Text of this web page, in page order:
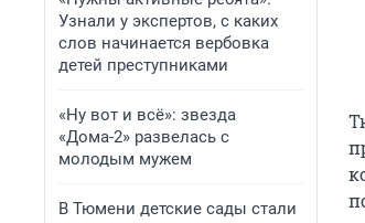
Узнали у экспертов, с каких
слов начинается вербовка
детей преступниками
«Ну вот и всё»: звезда
«Дома-2» развелась с
молодым мужем
В Тюмени детские сады стали